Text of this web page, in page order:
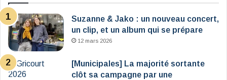
Suzanne & Jako : un nouveau concert,
un clip, et un album qui se prépare
12 mars 2026
[Municipales] La majorité sortante
clôt sa campagne par une